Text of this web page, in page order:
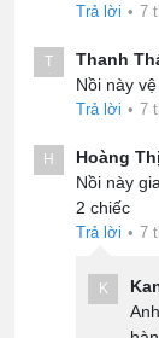
Trả lời • 7
T
Thanh
Nồi này
Trả lời • 7
H
Hoàng
Nồi này
2 chiếc
Trả lời • 7
K